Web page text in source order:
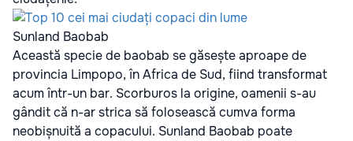
Sunland Baobab
Această specie de baobab se găsește aproape de
provincia Limpopo, în Africa de Sud, fiind transformat
acum într-un bar. Scorburos la origine, oamenii s-au
gândit că n-ar strica să folosească cumva forma
neobișnuită a copacului. Sunland Baobab poate